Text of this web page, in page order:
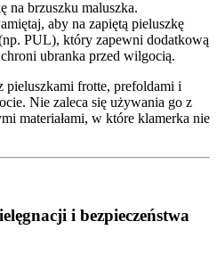
na brzuszku maluszka.
aby na zapiętą pieluszkę
PUL), który zapewni dodatkową
ubranka przed wilgocią.
pieluszkami frotte, prefoldami i
Nie zaleca się używania go z
materiałami, w które klamerka nie
i bezpieczeństwa